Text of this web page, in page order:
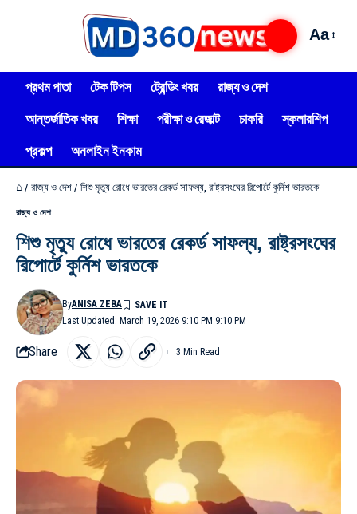
Aa
প্রথম পাতা টেক টিপস ট্রেন্ডিং খবর
রাজ্য ও দেশ
আন্তর্জাতিক খবর
শিক্ষা পরীক্ষা ও রেজাল্ট চাকরি
স্কলারশিপ
প্রকল্প
অনলাইন ইনকাম
⌂ / রাজ্য ও দেশ / শিশু মৃত্যু রোধে ভারতের রেকর্ড সাফল্য, রাষ্ট্রসংঘের রিপোর্টে কুর্নিশ ভারতকে
রাজ্য ও দেশ
শিশু মৃত্যু রোধে ভারতের রেকর্ড সাফল্য, রাষ্ট্রসংঘের
রিপোর্টে কুর্নিশ ভারতকে
Last Updated: March 19, 2026 9:10 PM 9:10 PM
ByANISA ZEBA
Share 3 Min Read